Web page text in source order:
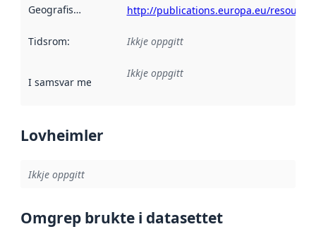
Geografisk område http://publications.europa.eu/
Tidsrom: Ikkje oppgitt
I samsvar med Referanse til ei implementeringsregel eller
Ikkje oppgitt
Lovheimler
Ikkje oppgitt
Omgrep brukte i datasettet